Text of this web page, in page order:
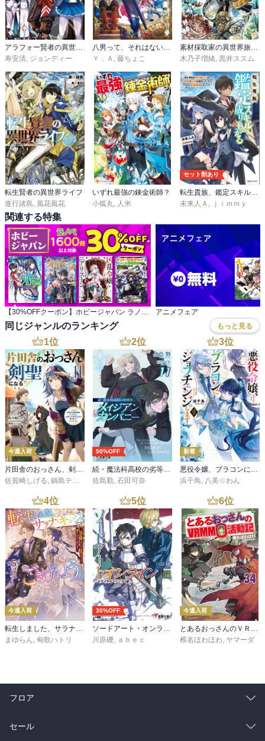
アラフォー賢者の異世界生活日記
寿安清, ジョンディー
八男って、それはないでしょう！
Ｙ．Ａ , 藤ちょこ
素材採取家の異世界旅行記
木乃子増緒, 黒井ススム
転生賢者の異世界ライフ
進行諸島 風花風花
いずれ最強の錬金術師？
小狐丸
人米
セット割あり
未来人Ａ
ｊｉｍｍｙ
関連する特集
アニメフェア
同じジャンルのランキング もっと見る
1位
今週入荷
片田舎のおっさん、剣聖になる 11 ～ただの田舎の剣術師範だったのに、大成した弟子たちが俺を放ってくれない件～
佐賀崎しげる, 鍋島テツヒロ
2位
50%OFF
続・魔法科高校の劣等生 メイジアン・カンパニー(11)
佐島勤, 石田可奈
3位
新着
悪役令嬢、ブラコンにジョブチェンジします９【電子特典付き】
浜千鳥, 八美☆わん
4位
今週入荷
転生しました、サラナ・キンジェです。ごきげんよう。５ ～婚約破棄されたので田舎で気ままに暮らしたいと思います～【電子書店共通特典SS付】
まゆらん, 匈歌ハトリ
5位
30%OFF
ソードアート・オンライン29 ユナイタル・リングVIII
川原礫, ａｂｅｃ
6位
今週入荷
とあるおっさんのＶＲＭＭＯ活動記34
椎名ほわほわ, ヤマーダ
フロア
総合
セール